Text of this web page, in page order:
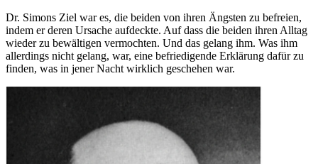
Dr. Simons Ziel war es, die beiden von ihren Ängsten zu befreien,
indem er deren Ursache aufdeckte. Auf dass die beiden ihren Alltag
wieder zu bewältigen vermochten. Und das gelang ihm. Was ihm
allerdings nicht gelang, war, eine befriedigende Erklärung dafür zu
finden, was in jener Nacht wirklich geschehen war.